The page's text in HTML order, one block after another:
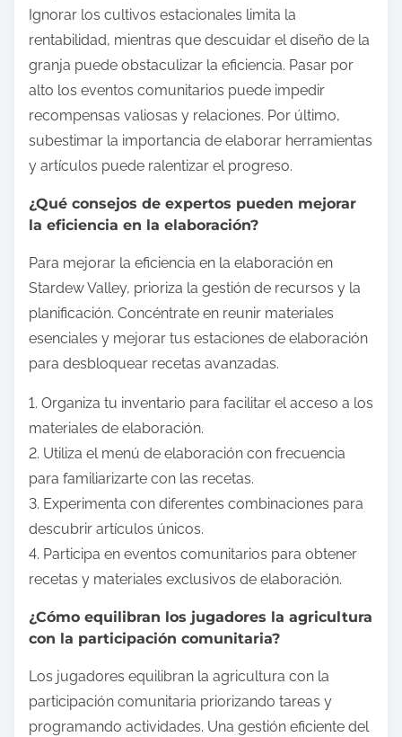
Ignorar los cultivos estacionales limita la
rentabilidad, mientras que descuidar el diseño de la
granja puede obstaculizar la eficiencia. Pasar por
alto los eventos comunitarios puede impedir
recompensas valiosas y relaciones. Por último,
subestimar la importancia de elaborar herramientas
y artículos puede ralentizar el progreso.
¿Qué consejos de expertos pueden mejorar
la eficiencia en la elaboración?
Para mejorar la eficiencia en la elaboración en
Stardew Valley, prioriza la gestión de recursos y la
planificación. Concéntrate en reunir materiales
esenciales y mejorar tus estaciones de elaboración
para desbloquear recetas avanzadas.
1. Organiza tu inventario para facilitar el acceso a los
materiales de elaboración.
2. Utiliza el menú de elaboración con frecuencia
para familiarizarte con las recetas.
3. Experimenta con diferentes combinaciones para
descubrir artículos únicos.
4. Participa en eventos comunitarios para obtener
recetas y materiales exclusivos de elaboración.
¿Cómo equilibran los jugadores la agricultura
con la participación comunitaria?
Los jugadores equilibran la agricultura con la
participación comunitaria priorizando tareas y
programando actividades. Una gestión eficiente del